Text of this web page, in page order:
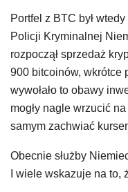
Portfel z BTC był
Policji Kryminalnej
rozpoczął sprzedaż
900 bitcoinów, wkrótce
wywołało to obawy
mogły nagle wrzucić
samym zachwiać
Obecnie służby
I wiele wskazuje na to,